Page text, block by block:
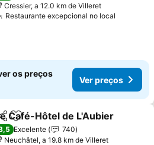
Cressier, a 12.0 km de Villeret
Restaurante excepcional no local
os preços
Ver preços
Adicionar aos favoritos
Café-Hôtel de L'Aubier
Excelente
740
Neuchâtel, a 19.8 km de Villeret